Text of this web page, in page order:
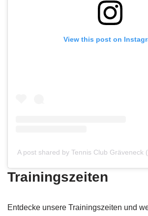
View this post on
A post shared by Tennis Club Gräveneck
Trainingszeiten
Entdecke unsere Trainingszeiten und